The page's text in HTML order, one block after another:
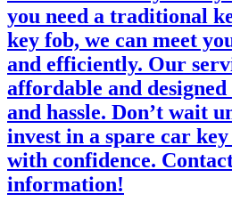
you need a traditional
key fob, we can meet
and efficiently. Our
affordable and
and hassle. Don’t wait
invest in a spare car
with confidence.
information!